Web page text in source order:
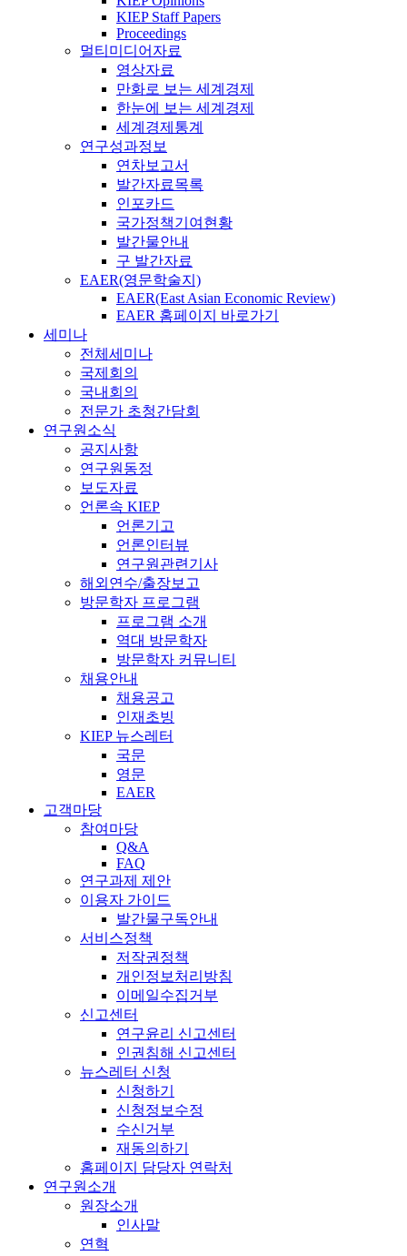
KIEP Staff Papers
Proceedings
멀티미디어자료
영상자료
만화로 보는 세계경제
한눈에 보는 세계경제
세계경제통계
연구성과정보
연차보고서
발간자료목록
인포카드
국가정책기여현황
발간물안내
구 발간자료
EAER(영문학술지)
EAER(East Asian Economic Review)
EAER 홈페이지 바로가기
세미나
전체세미나
국제회의
국내회의
전문가 초청간담회
연구원소식
공지사항
연구원동정
보도자료
언론속 KIEP
언론기고
언론인터뷰
연구원관련기사
해외연수/출장보고
방문학자 프로그램
프로그램 소개
역대 방문학자
방문학자 커뮤니티
채용안내
채용공고
인재초빙
KIEP 뉴스레터
국문
영문
EAER
고객마당
참여마당
Q&A
FAQ
연구과제 제안
이용자 가이드
발간물구독안내
서비스정책
저작권정책
개인정보처리방침
이메일수집거부
신고센터
연구윤리 신고센터
인권침해 신고센터
뉴스레터 신청
신청하기
신청정보수정
수신거부
재동의하기
홈페이지 담당자 연락처
연구원소개
원장소개
인사말
연혁